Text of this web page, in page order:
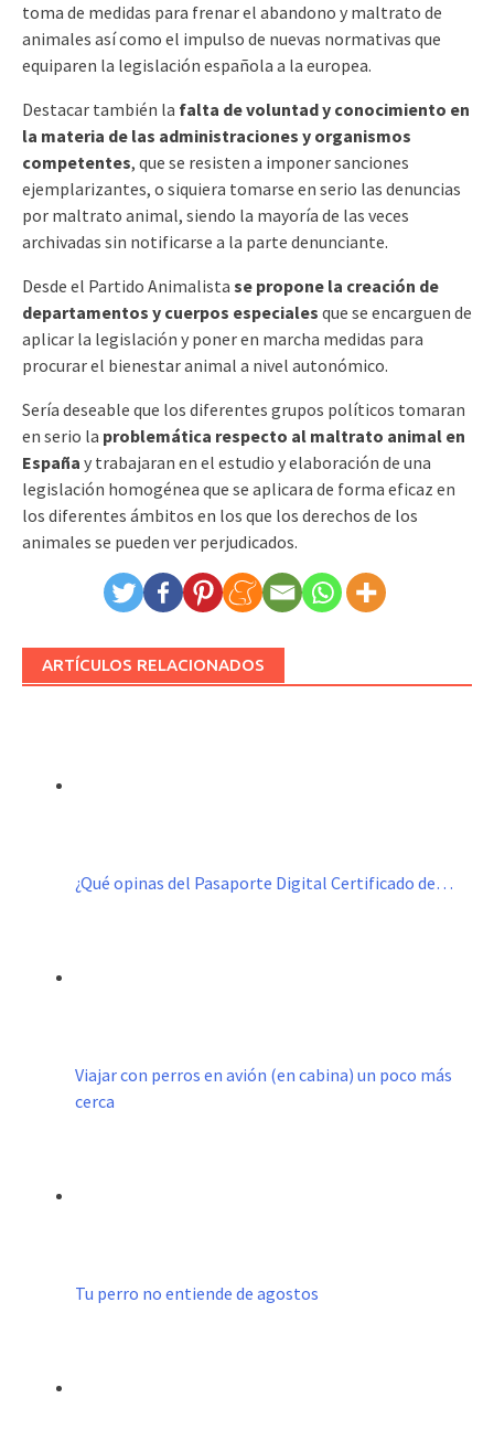
toma de medidas para frenar el abandono y maltrato de
animales así como el impulso de nuevas normativas que
equiparen la legislación española a la europea.
Destacar también la falta de voluntad y conocimiento en
la materia de las administraciones y organismos
competentes, que se resisten a imponer sanciones
ejemplarizantes, o siquiera tomarse en serio las denuncias
por maltrato animal, siendo la mayoría de las veces
archivadas sin notificarse a la parte denunciante.
Desde el Partido Animalista se propone la creación de
departamentos y cuerpos especiales que se encarguen de
aplicar la legislación y poner en marcha medidas para
procurar el bienestar animal a nivel autonómico.
Sería deseable que los diferentes grupos políticos tomaran
en serio la problemática respecto al maltrato animal en
España y trabajaran en el estudio y elaboración de una
legislación homogénea que se aplicara de forma eficaz en
los diferentes ámbitos en los que los derechos de los
animales se pueden ver perjudicados.
ARTÍCULOS RELACIONADOS
¿Qué opinas del Pasaporte Digital Certificado de…
Viajar con perros en avión (en cabina) un poco más
cerca
Tu perro no entiende de agostos